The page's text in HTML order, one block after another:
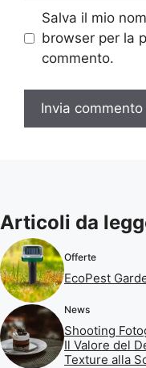
Salva il mio
browser per la
commento.
Articoli da
Offerte
EcoPest
News
Shooting
Il Valore del
Texture alla